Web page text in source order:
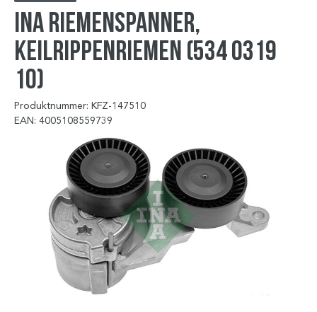
INA Riemenspanner,
Keilrippenriemen (534 0319
10)
Produktnummer: KFZ-147510
EAN: 4005108559739